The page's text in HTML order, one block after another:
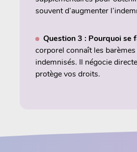
souvent d’augmenter
Question 3 : Pourquoi se
corporel connaît les
indemnisés. Il négocie
protège vos droits.